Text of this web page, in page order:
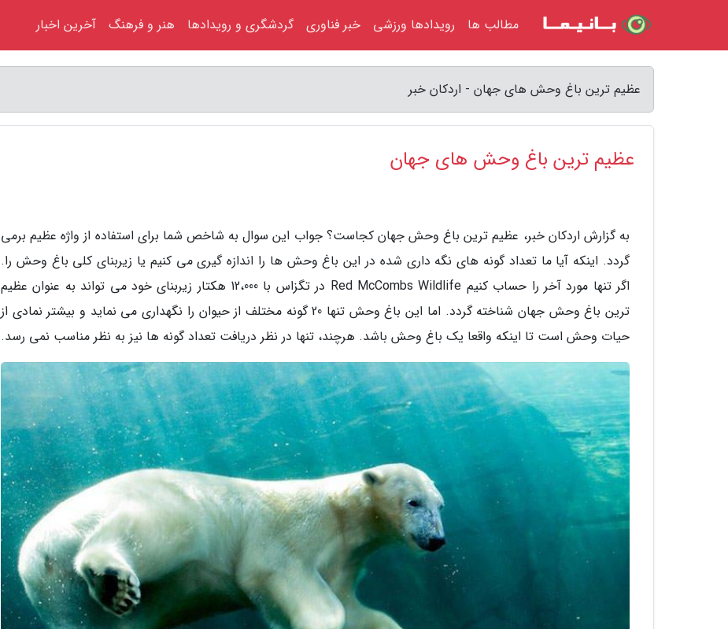
عظیم ترین باغ وحش های جهان - اردکان خبر
عظیم ترین باغ وحش های جهان
به گزارش اردکان خبر، عظیم ترین باغ وحش جهان کجاست؟ جواب این سوال به شاخص شما برای استفاده از واژه عظیم برمی
گردد. اینکه آیا ما تعداد گونه های نگه داری شده در این باغ وحش ها را اندازه گیری می کنیم یا زیربنای کلی باغ وحش را.
اگر تنها مورد آخر را حساب کنیم Red McCombs Wildlife در تگزاس با 12،000 هکتار زیربنای خود می تواند به عنوان عظیم
ترین باغ وحش جهان شناخته گردد. اما این باغ وحش تنها 20 گونه مختلف از حیوان را نگهداری می نماید و بیشتر نمادی از
حیات وحش است تا اینکه واقعا یک باغ وحش باشد. هرچند، تنها در نظر دریافت تعداد گونه ها نیز به نظر مناسب نمی رسد.
مطالب ها رویدادها ورزشی خبر فناوری گردشگری و رویدادها هنر و فرهنگ آخرین اخبار